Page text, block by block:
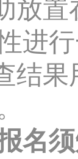
放
进
结
名